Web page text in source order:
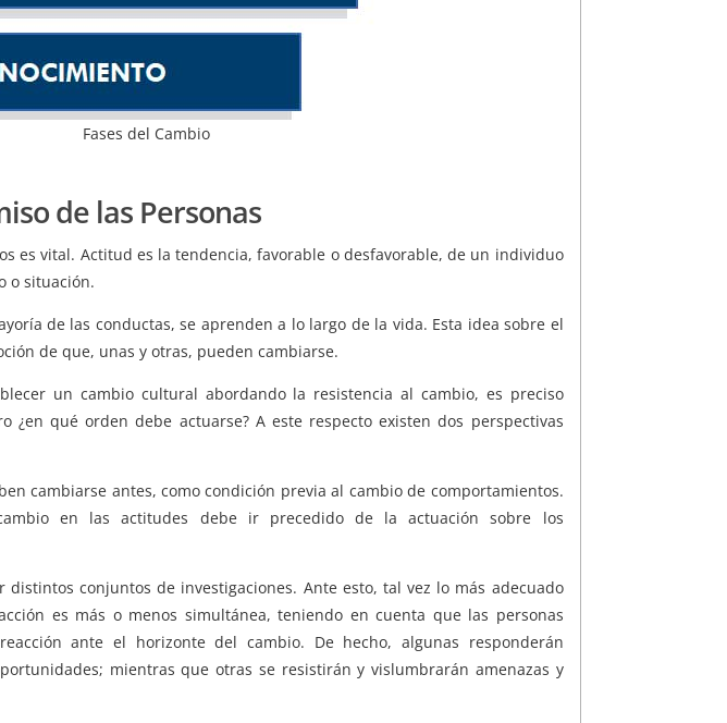
Fases del Cambio
de las Personas
es vital. Actitud es la tendencia, favorable o desfavorable, de un individuo
o situación.
de las conductas, se aprenden a lo largo de la vida. Esta idea sobre el
de que, unas y otras, pueden cambiarse.
un cambio cultural abordando la resistencia al cambio, es preciso
¿en qué orden debe actuarse? A este respecto existen dos perspectivas
cambiarse antes, como condición previa al cambio de comportamientos.
en las actitudes debe ir precedido de la actuación sobre los
distintos conjuntos de investigaciones. Ante esto, tal vez lo más adecuado
es más o menos simultánea, teniendo en cuenta que las personas
ante el horizonte del cambio. De hecho, algunas responderán
mientras que otras se resistirán y vislumbrarán amenazas y